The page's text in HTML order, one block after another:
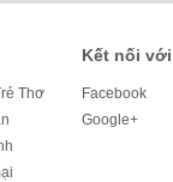
Thơ
Kết nối
Facebook
Google+